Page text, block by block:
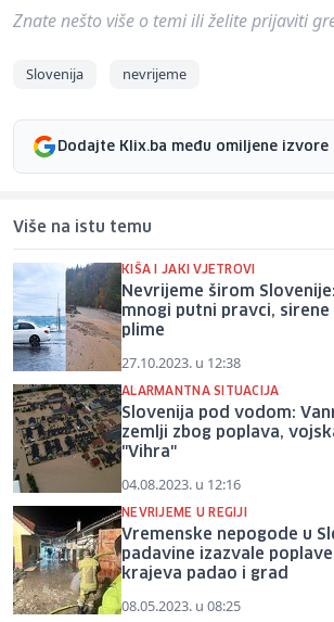
Znate nešto više o temi ili želite prijaviti
Slovenija nevrijeme
Dodajte Klix.ba među omiljene izvore
Više na istu temu
KIŠA I JAKI VJETROVI
Nevrijeme širom
mnogi putni pravci, sirene
plime
27.10.2023. u 12:38
ALARMANTNA SITUACIJA
Slovenija pod vodom:
zemlji zbog poplava,
"Vihra"
04.08.2023. u 12:16
NEVRIJEME U REGIJI
Vremenske nepogode u
padavine izazvale
krajeva padao i grad
08.05.2023. u 08:25